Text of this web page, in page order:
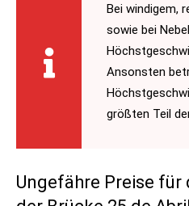
Bei windigem,
sowie bei
Ansonsten
größten Teil
Ungefähre Preise für